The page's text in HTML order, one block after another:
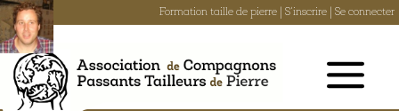
Formation taille de pierre S'inscrire Se connecter
Skip
to
content